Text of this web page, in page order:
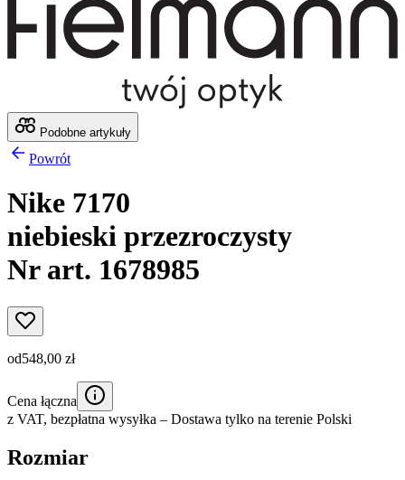
Podobne artykuły
Powrót
Nike 7170
niebieski przezroczysty
Nr art. 1678985
od548,00 zł
Cena łączna
z VAT, bezpłatna wysyłka – Dostawa tylko na terenie Polski
Rozmiar